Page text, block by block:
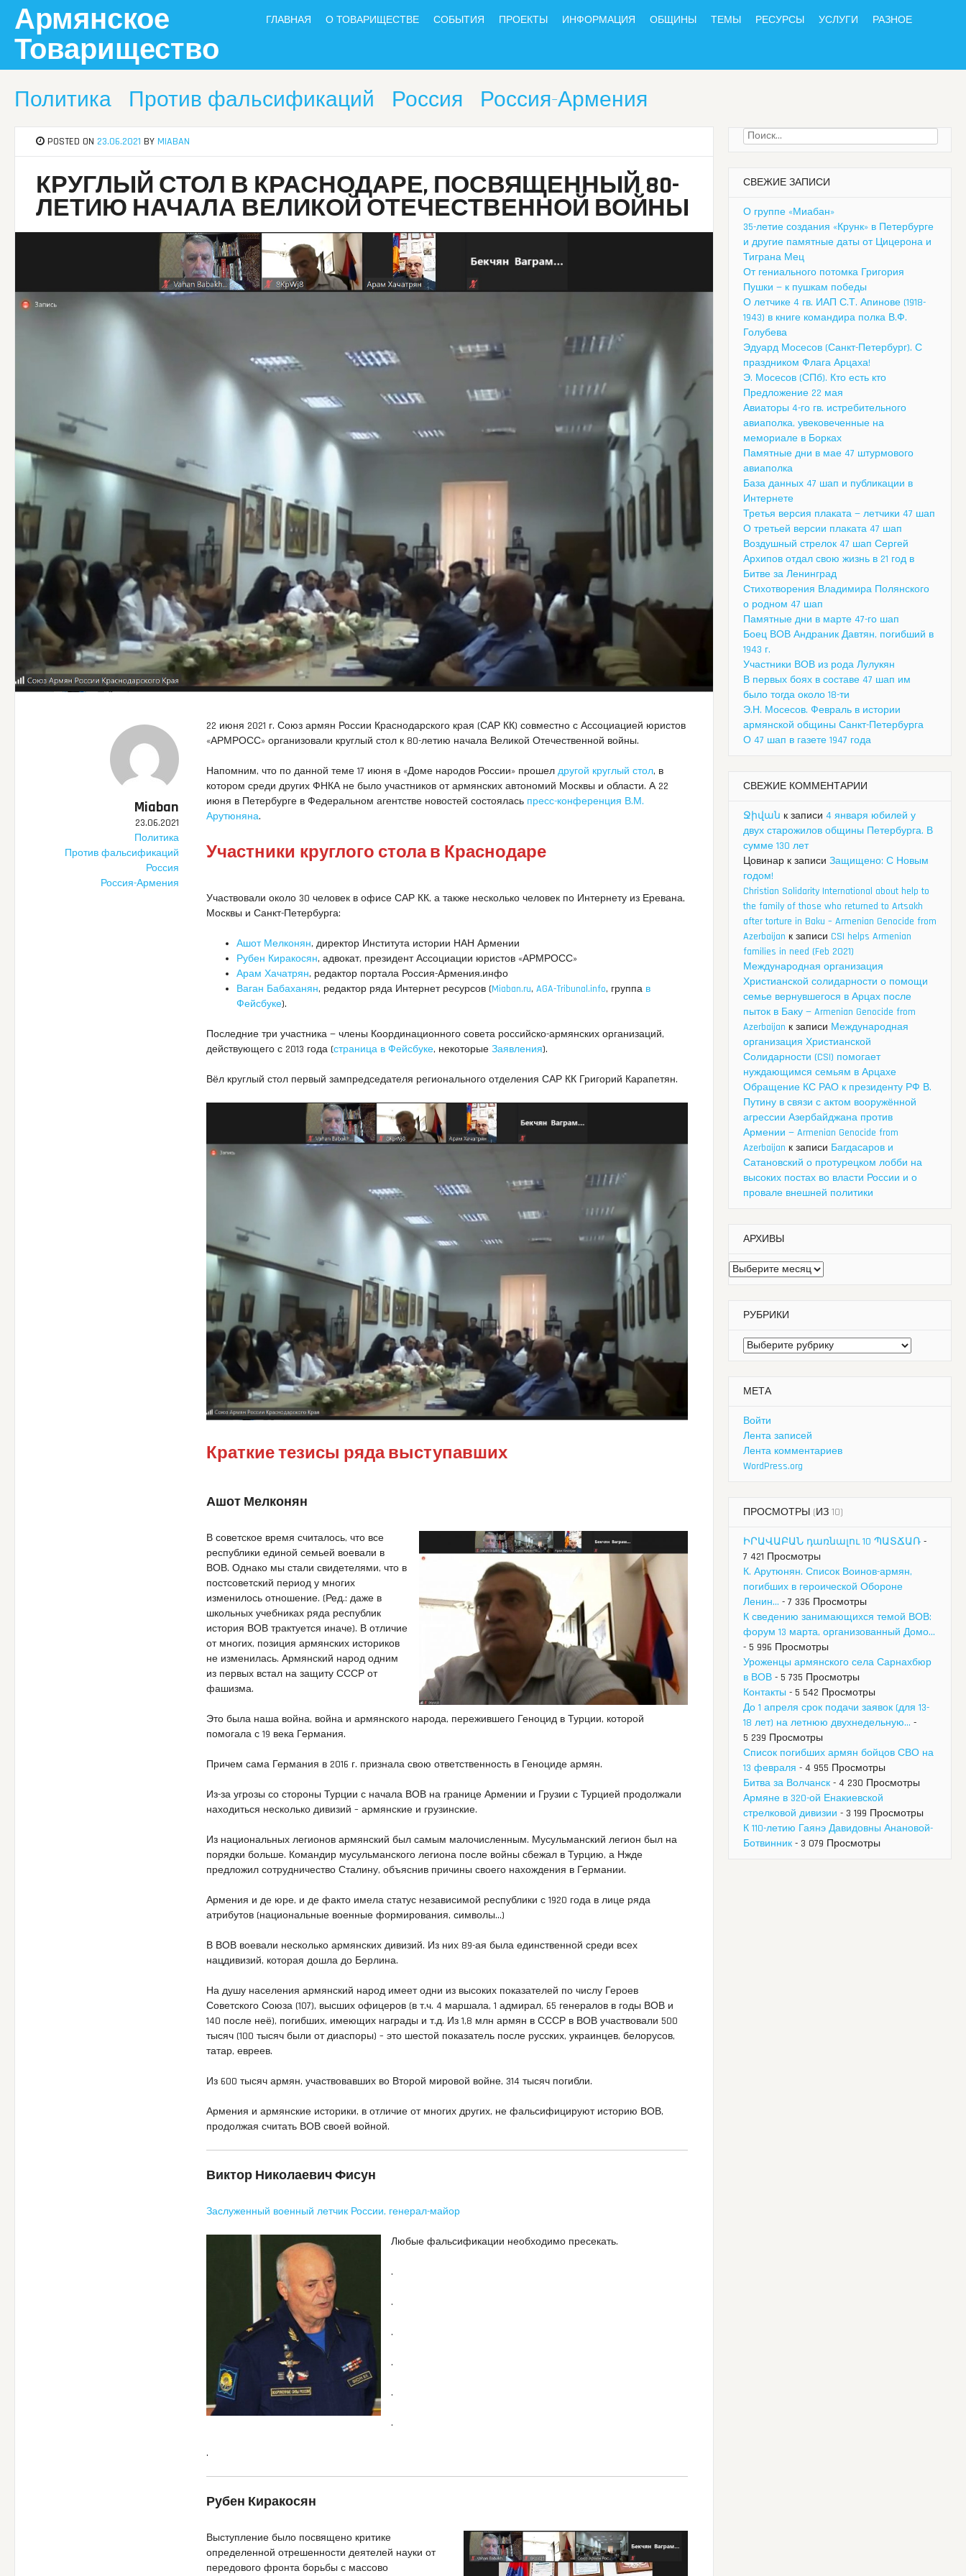
content
Армянское
Товарищество
ГЛАВНАЯ О ТОВАРИЩЕСТВЕ СОБЫТИЯ ПРОЕКТЫ ИНФОРМАЦИЯ ОБЩИНЫ ТЕМЫ РЕСУРСЫ УСЛУГИ РАЗНОЕ
Политика Против фальсификаций Россия Россия-Армения
POSTED ON 23.06.2021 BY MIABAN
КРУГЛЫЙ СТОЛ В КРАСНОДАРЕ, ПОСВЯЩЕННЫЙ 80-
ЛЕТИЮ НАЧАЛА ВЕЛИКОЙ ОТЕЧЕСТВЕННОЙ ВОЙНЫ
Miaban
23.06.2021
Политика
Против фальсификаций
Россия
Россия-Армения
22 июня 2021 г. Союз армян России Краснодарского края (САР КК) совместно с Ассоциацией юристов
«АРМРОСС» организовали круглый стол к 80-летию начала Великой Отечественной войны.
Напомним, что по данной теме 17 июня в «Доме народов России» прошелдругой круглый стол, в
котором среди других ФНКА не было участников от армянских автономий Москвы и области. А 22
июня в Петербурге в Федеральном агентстве новостей состоялась пресс-конференция В.М.
Арутюняна.
Участники круглого стола в Краснодаре
Участвовали около 30 человек в офисе САР КК, а также несколько человек по Интернету из Еревана,
Москвы и Санкт-Петербурга:
Ашот Мелконян, директор Института истории НАН Армении
Рубен Киракосян, адвокат, президент Ассоциации юристов «АРМРОСС»
Арам Хачатрян, редактор портала Россия-Армения.инфо
Ваган Бабаханян, редактор ряда Интернет ресурсов (Miaban.ru,AGA-Tribunal.info, группа в
Фейсбуке).
Последние три участника — члены Координационного совета российско-армянских организаций,
действующего с 2013 года (страница в Фейсбуке, некоторыеЗаявления).
Вёл круглый стол первый зампредседателя регионального отделения САР КК Григорий Карапетян.
Краткие тезисы ряда выступавших
Ашот Мелконян
В советское время считалось, что все
республики единой семьей воевали в
ВОВ. Однако мы стали свидетелями, что в
постсоветский период у многих
изменилось отношение. (Ред.: даже в
школьных учебниках ряда республик
история ВОВ трактуется иначе). В отличие
от многих, позиция армянских историков
не изменилась. Армянский народ одним
из первых встал на защиту СССР от
фашизма.
Это была наша война, война и армянского народа, пережившего Геноцид в Турции, которой
помогала с 19 века Германия.
Причем сама Германия в 2016 г. признала свою ответственность в Геноциде армян.
Из-за угрозы со стороны Турции с начала ВОВ на границе Армении и Грузии с Турцией продолжали
находиться несколько дивизий – армянские и грузинские.
Из национальных легионов армянский был самым малочисленным. Мусульманский легион был на
порядки больше. Командир мусульманского легиона после войны сбежал в Турцию, а Нжде
предложил сотрудничество Сталину, объяснив причины своего нахождения в Германии.
Армения и де юре, и де факто имела статус независимой республики с 1920 года в лице ряда
атрибутов (национальные военные формирования, символы…)
В ВОВ воевали несколько армянских дивизий. Из них 89-ая была единственной среди всех
нацдивизий, которая дошла до Берлина.
На душу населения армянский народ имеет одни из высоких показателей по числу Героев
Советского Союза (107), высших офицеров (в т.ч. 4 маршала, 1 адмирал, 65 генералов в годы ВОВ и
140 после неё), погибших, имеющих награды и т.д. Из 1,8 млн армян в СССР в ВОВ участвовали 500
тысяч (100 тысяч были от диаспоры) – это шестой показатель после русских, украинцев, белорусов,
татар, евреев.
Из 600 тысяч армян, участвовавших во Второй мировой войне, 314 тысяч погибли.
Армения и армянские историки, в отличие от многих других, не фальсифицируют историю ВОВ,
продолжая считать ВОВ своей войной.
Виктор Николаевич Фисун
Заслуженный военный летчик России, генерал-майор
Любые фальсификации необходимо пресекать.
.
.
.
.
.
.
.
Рубен Киракосян
Выступление было посвящено критике
определенной отрешенности деятелей науки от
передового фронта борьбы с массово
Найти:
СВЕЖИЕ ЗАПИСИ
О группе «Миабан»
35-летие создания «Крунк» в Петербурге
и другие памятные даты от Цицерона и
Тиграна Мец
От гениального потомка Григория
Пушки — к пушкам победы
О летчике 4 гв. ИАП С.Т. Апинове (1918-
1943) в книге командира полка В.Ф.
Голубева
Эдуард Мосесов (Санкт-Петербург). С
праздником Флага Арцаха!
Э. Мосесов (СПб). Кто есть кто
Предложение 22 мая
Авиаторы 4-го гв. истребительного
авиаполка, увековеченные на
мемориале в Борках
Памятные дни в мае 47 штурмового
авиаполка
База данных 47 шап и публикации в
Интернете
Третья версия плаката — летчики 47 шап
О третьей версии плаката 47 шап
Воздушный стрелок 47 шап Сергей
Архипов отдал свою жизнь в 21 год в
Битве за Ленинград
Стихотворения Владимира Полянского
о родном 47 шап
Памятные дни в марте 47-го шап
Боец ВОВ Андраник Давтян, погибший в
1943 г.
Участники ВОВ из рода Лулукян
В первых боях в составе 47 шап им
было тогда около 18-ти
Э.Н. Мосесов. Февраль в истории
армянской общины Санкт-Петербурга
О 47 шап в газете 1947 года
СВЕЖИЕ КОММЕНТАРИИ
Ջիվան к записи 4 января юбилей у
двух старожилов общины Петербурга. В
сумме 130 лет
Цовинар к записи Защищено: С Новым
годом!
Christian Solidarity International about help to
the family of those who returned to Artsakh
after torture in Baku – Armenian Genocide from
Azerbaijan к записи CSI helps Armenian
families in need (Feb 2021)
Международная организация
Христианской солидарности о помощи
семье вернувшегося в Арцах после
пыток в Баку — Armenian Genocide from
Azerbaijan к записи Международная
организация Христианской
Солидарности (CSI) помогает
нуждающимся семьям в Арцахе
Обращение КС РАО к президенту РФ В.
Путину в связи с актом вооружённой
агрессии Азербайджана против
Армении — Armenian Genocide from
Azerbaijan к записи Багдасаров и
Сатановский о протурецком лобби на
высоких постах во власти России и о
провале внешней политики
АРХИВЫ
Архивы
РУБРИКИ
Рубрики
МЕТА
Войти
Лента записей
Лента комментариев
WordPress.org
ПРОСМОТРЫ (ИЗ 10)
ԻՐԱՎԱԲԱՆ դառնալու 10 ՊԱՏՃԱՌ -
7 421 Просмотры
К. Арутюнян. Список Воинов-армян,
погибших в героической Обороне
Ленин... - 7 336 Просмотры
К сведению занимающихся темой ВОВ:
форум 13 марта, организованный Домо...
- 5 996 Просмотры
Уроженцы армянского села Сарнахбюр
в ВОВ - 5 735 Просмотры
Контакты - 5 542 Просмотры
До 1 апреля срок подачи заявок (для 13-
18 лет) на летнюю двухнедельную... -
5 239 Просмотры
Список погибших армян бойцов СВО на
13 февраля - 4 955 Просмотры
Битва за Волчанск - 4 230 Просмотры
Армяне в 320-ой Енакиевской
стрелковой дивизии - 3 199 Просмотры
К 110-летию Гаянэ Давидовны Анановой-
Ботвинник - 3 079 Просмотры